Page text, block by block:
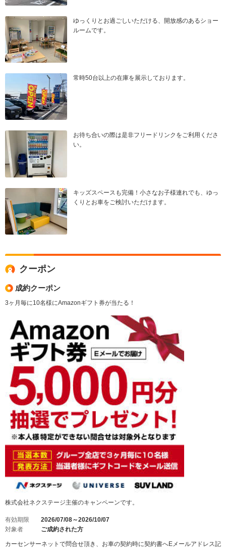
ゆっくりとお過ごしいただける、開放感のあるショー
ルームです。
常時50台以上の在庫を展示しております。
お待ち合いの際は是非フリードリンクをご利用くださ
い。
キッズスペースも完備！小さなお子様連れでも、ゆっ
くりとお車をご検討いただけます。
クーポン
成約クーポン
3ヶ月毎に10名様にAmazonギフト券が当たる！
株式会社ネクステージ主催のキャンペーンです。
有効期限
2026/07/08～2026/10/07
対象者
ご成約された方
カーセンサーネットで問合せ頂き、お車の契約時に契約書へEメールアドレス記